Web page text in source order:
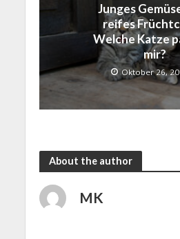
Junges
reifes
Welche Katze
mir?
Oktober 26,
About the author
MK